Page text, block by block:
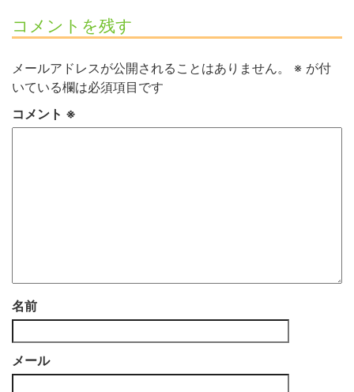
コメントを残す
メールアドレスが公開されることはありません。 ※ が付
いている欄は必須項目です
コメント ※
名前
メール